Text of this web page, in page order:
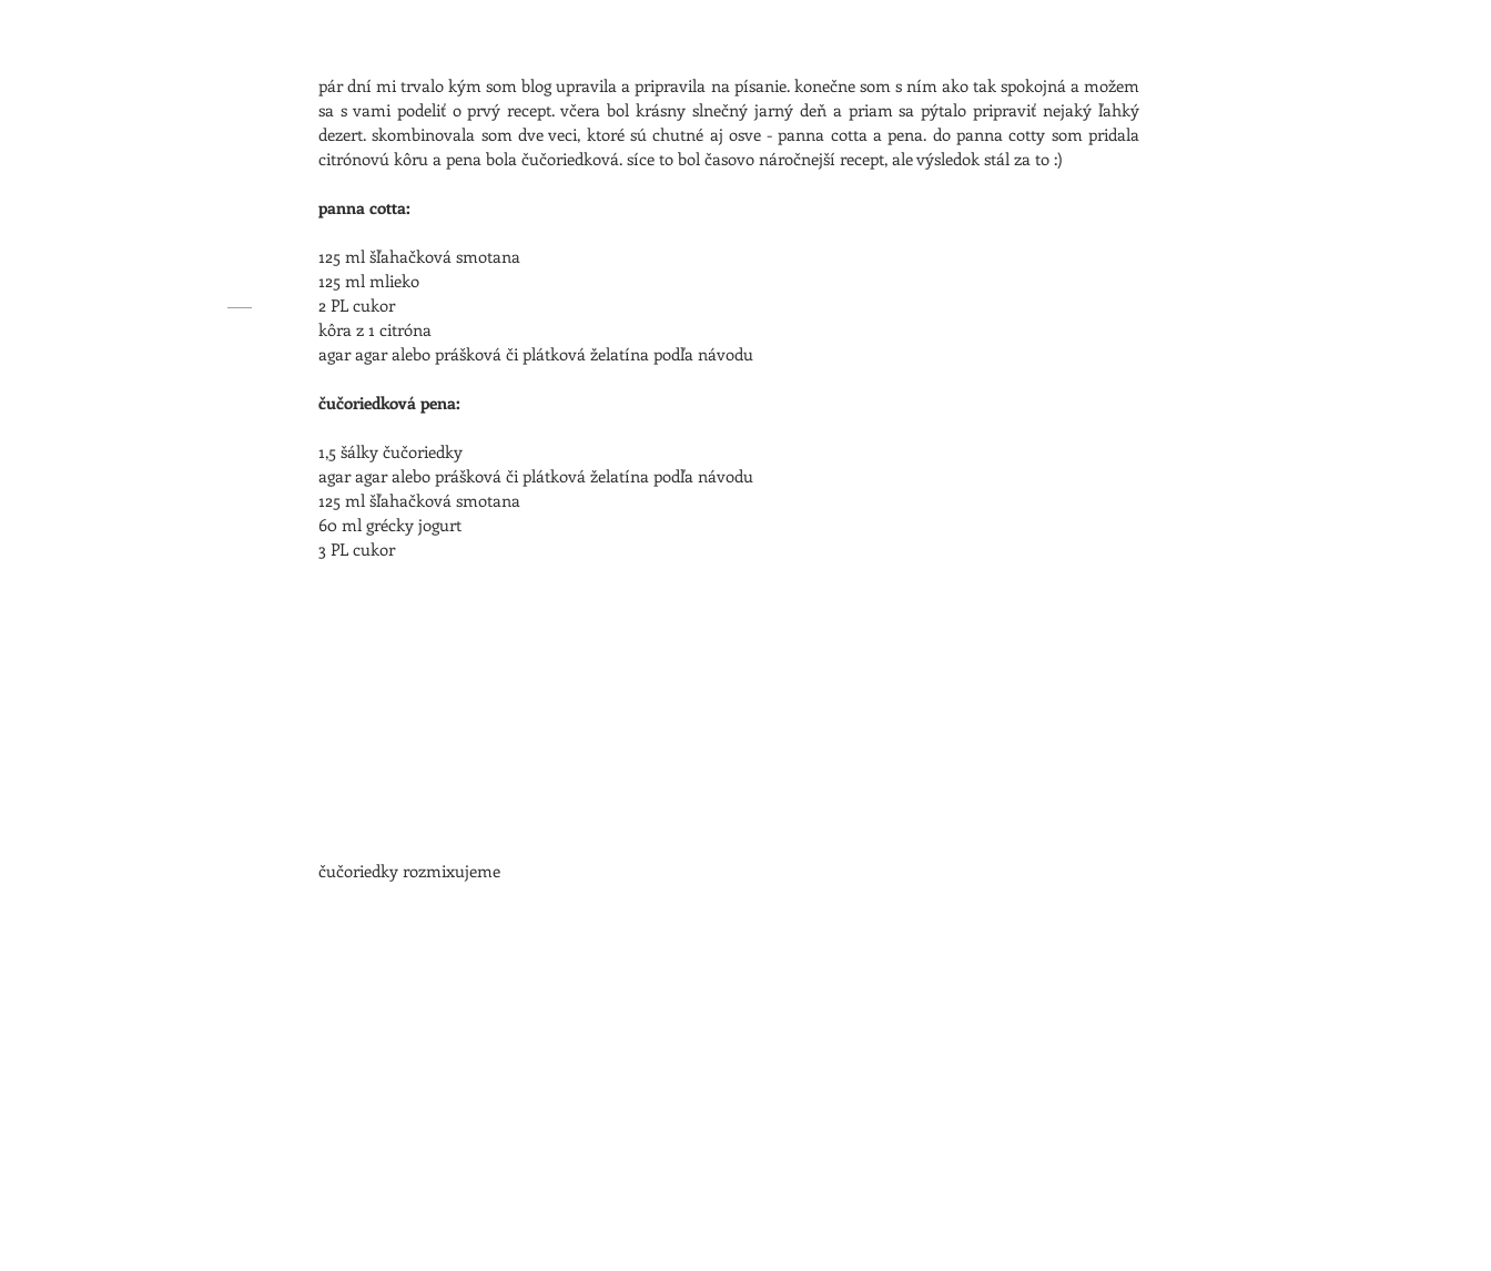
pár dní mi trvalo kým som blog upravila a pripravila na písanie. konečne som s ním ako tak spokojná a možem
sa s vami podeliť o prvý recept. včera bol krásny slnečný jarný deň a priam sa pýtalo pripraviť nejaký ľahký
dezert. skombinovala som dve veci, ktoré sú chutné aj osve - panna cotta a pena. do panna cotty som pridala
citrónovú kôru a pena bola čučoriedková. síce to bol časovo náročnejší recept, ale výsledok stál za to :)
panna cotta:
125 ml šľahačková smotana
125 ml mlieko
2 PL cukor
kôra z 1 citróna
agar agar alebo prášková či plátková želatína podľa návodu
čučoriedková pena:
1,5 šálky čučoriedky
agar agar alebo prášková či plátková želatína podľa návodu
125 ml šľahačková smotana
60 ml grécky jogurt
3 PL cukor
čučoriedky rozmixujeme